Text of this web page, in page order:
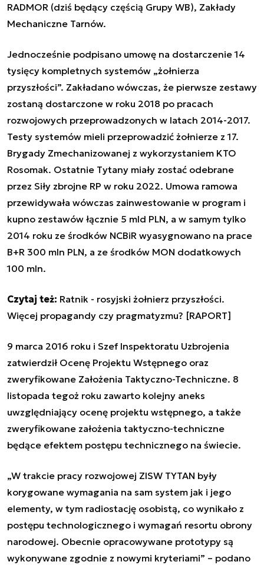
RADMOR (dziś będący częścią Grupy WB), Zakłady
Mechaniczne Tarnów.
Jednocześnie podpisano umowę na dostarczenie 14
tysięcy kompletnych systemów „żołnierza
przyszłości”. Zakładano wówczas, że pierwsze zestawy
zostaną dostarczone w roku 2018 po pracach
rozwojowych przeprowadzonych w latach 2014-2017.
Testy systemów mieli przeprowadzić żołnierze z 17.
Brygady Zmechanizowanej z wykorzystaniem KTO
Rosomak. Ostatnie Tytany miały zostać odebrane
przez Siły zbrojne RP w roku 2022. Umowa ramowa
przewidywała wówczas zainwestowanie w program i
kupno zestawów łącznie 5 mld PLN, a w samym tylko
2014 roku ze środków NCBiR wyasygnowano na prace
B+R 300 mln PLN, a ze środków MON dodatkowych
100 mln.
Czytaj też: Ratnik - rosyjski żołnierz przyszłości.
Więcej propagandy czy pragmatyzmu? [RAPORT]
9 marca 2016 roku i Szef Inspektoratu Uzbrojenia
zatwierdził Ocenę Projektu Wstępnego oraz
zweryfikowane Założenia Taktyczno-Techniczne. 8
listopada tegoż roku zawarto kolejny aneks
uwzględniający ocenę projektu wstępnego, a także
zweryfikowane założenia taktyczno-techniczne
będące efektem postępu technicznego na świecie.
„W trakcie pracy rozwojowej ZISW TYTAN były
korygowane wymagania na sam system jak i jego
elementy, w tym radiostację osobistą, co wynikało z
postępu technologicznego i wymagań resortu obrony
narodowej. Obecnie opracowywane prototypy są
wykonywane zgodnie z nowymi kryteriami” – podano